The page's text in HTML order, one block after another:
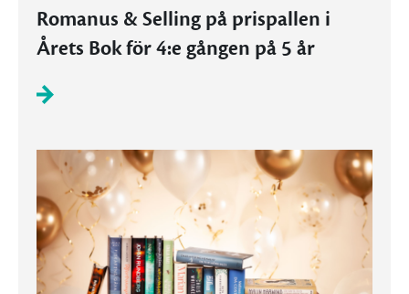
Romanus & Selling på prispallen i
Årets Bok för 4:e gången på 5 år